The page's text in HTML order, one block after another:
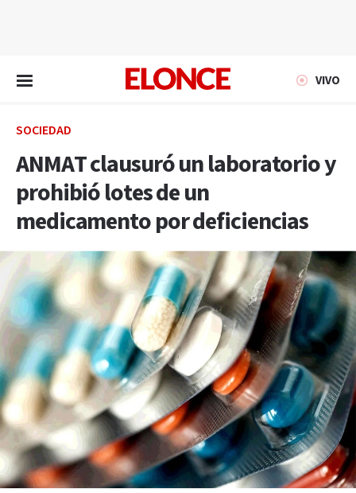
VIVO
SOCIEDAD
ANMAT clausuró un laboratorio y
prohibió lotes de un
medicamento por deficiencias